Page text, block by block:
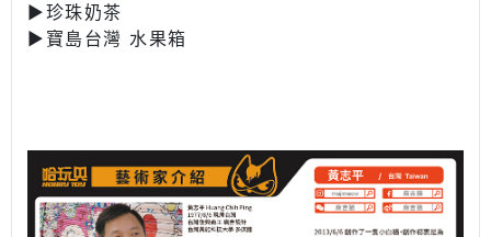
▶珍珠奶茶
▶寶島台灣 水果箱